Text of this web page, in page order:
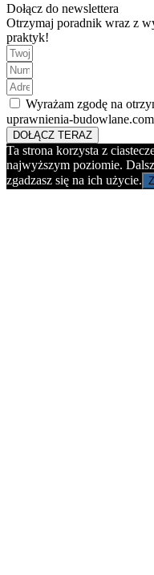
Dołącz do newslettera
Otrzymaj poradnik wraz z
praktyk!
Wyrażam zgodę na
uprawnienia-budowlane.com
DOŁĄCZ TERAZ
Ta strona korzysta z
najwyższym poziomie.
zgadzasz się na ich użycie.